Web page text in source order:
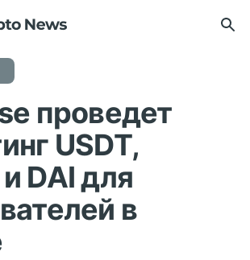
проведет
USDT,
DAI для
в